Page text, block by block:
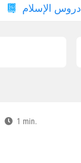
دروس الإسلام
1 min.